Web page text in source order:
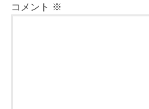
コメント ※